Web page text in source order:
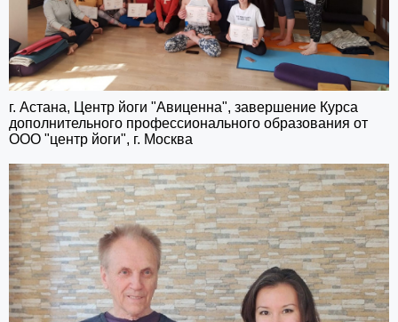
г. Астана, Центр йоги "Авиценна", завершение Курса
дополнительного профессионального образования от
ООО "центр йоги", г. Москва